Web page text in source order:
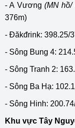
- A Vương (MN hồ/
376m)
- Đăkđrink: 398.25/
- Sông Bung 4:
- Sông Tranh 2:
- Sông Ba Hạ:
- Sông Hinh:
Khu vực Tây